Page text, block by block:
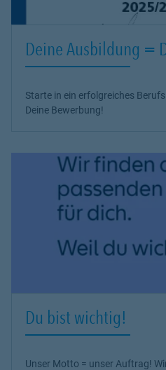
Deine Ausbildung =
Starte in ein erfolgreiches
Deine Bewerbung!
Du bist wichtig!
Unser Motto = unser Auftrag!